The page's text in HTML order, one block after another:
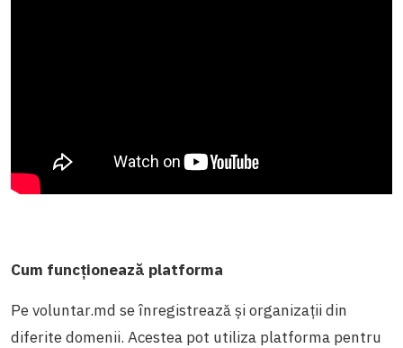
Cum funcționează platforma
Pe voluntar.md se înregistrează și organizații din
diferite domenii. Acestea pot utiliza platforma pentru